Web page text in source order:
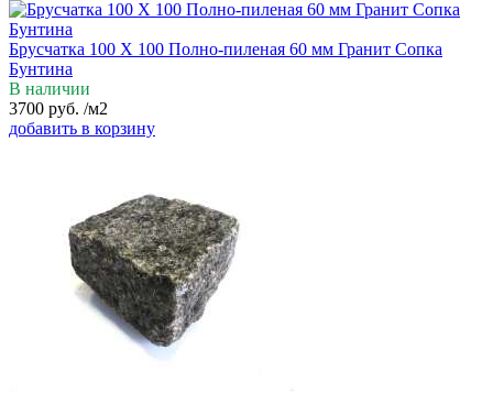
Брусчатка 100 Х 100 Полно-пиленая 60 мм Гранит Сопка
Бунтина
В наличии
3700 руб. /м2
добавить в корзину